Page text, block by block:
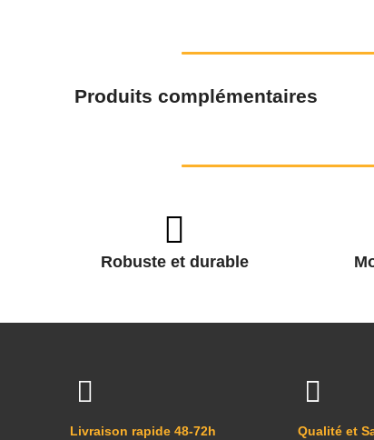
Produits complémentaires
Robuste et durable
Livraison rapide 48-72h Qualité et